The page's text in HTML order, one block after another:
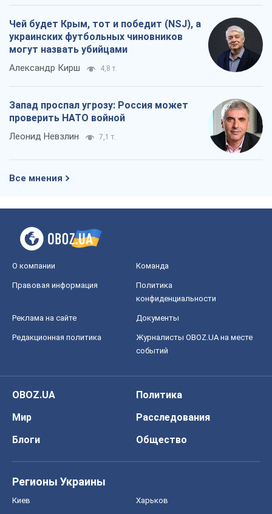
Чей будет Крым, тот и победит (NSJ), а
украинских футбольных чиновников
могут назвать убийцами
Александр Кирш 4,8 т.
Запад проспал угрозу: Россия может
проверить НАТО войной
Леонид Невзлин 7,1 т.
Все мнения
О компании Команда
Правовая информация
Политика
конфиденциальности
Реклама на сайте Документы
Редакционная политика
Журналисты OBOZ.UA на месте
событий
OBOZ.UA
Политика
Мир
Расследования
Блоги
Общество
Регионы Украины
Киев Харьков